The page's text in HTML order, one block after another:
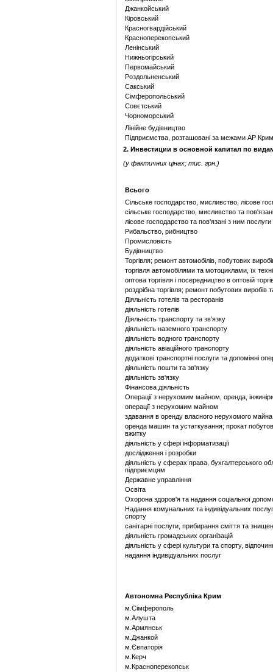
Джанкойський
Кіровський
Красногвардійський
Красноперекопський
Ленінський
Нижньогірський
Первомайський
Роздольненський
Сакський
Сімферопольський
Совєтський
Чорноморський
Лінійне будівництво
Підприємства, розташовані за межами АР Крим
2. Инвестиции в основной капитал по
(у фактичних цінах; тис. грн.)
Всього
Сільське господарство, мисливство, лісове
сільське господарство, мисливство та
лісове господарство та пов'язані з ним послуги
Рибальство, рибництво
Промисловість
Будівництво
Торгівля; ремонт автомобілів, побутових
торгівля автомобілями та мотоциклами, їх
оптова торгівля і посередництво в оптовій
роздрібна торгівля; ремонт побутових виробів
Діяльність готелів та ресторанів
діяльність готелів
Діяльність транспорту та зв'язку
діяльність наземного транспорту
діяльність водного транспорту
діяльність авіаційного транспорту
додаткові транспортні послуги та допоміжні
діяльність пошти та зв'язку
діяльність зв'язку
Фінансова діяльність
Операції з нерухомим майном, оренда,
операції з нерухомим майном
здавання в оренду власного нерухомого майна
оренда машин та устаткування; прокат
вжитку
діяльність у сфері інформатизації
дослідження і розробки
діяльність у сферах права, бухгалтерського
підприємцям
Державне управління
Освіта
Охорона здоров'я та надання соціальної
Надання комунальних та індивідуальних
спорту
санітарні послуги, прибирання сміття та
діяльність громадських організацій
діяльність у сфері культури та спорту,
надання індивідуальних послуг
Автономна Республіка Крим
м.Сімферополь
м.Алушта
м.Армянськ
м.Джанкой
м.Євпаторія
м.Керч
м.Красноперекопськ